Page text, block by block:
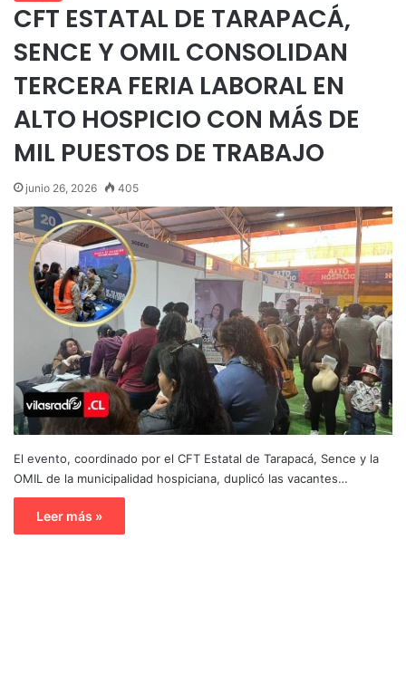
CFT ESTATAL DE TARAPACÁ,
SENCE Y OMIL CONSOLIDAN
TERCERA FERIA LABORAL EN
ALTO HOSPICIO CON MÁS DE
MIL PUESTOS DE TRABAJO
junio 26, 2026 405
El evento, coordinado por el CFT Estatal de Tarapacá, Sence y la
OMIL de la municipalidad hospiciana, duplicó las vacantes…
Leer más »